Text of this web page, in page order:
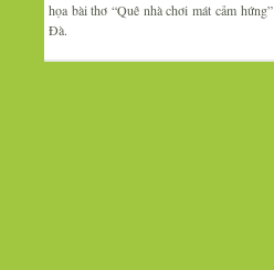
họa bài thơ “Quê nhà chơi mát cảm
Đà.